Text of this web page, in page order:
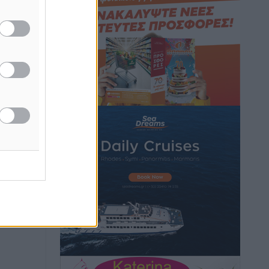
Τοπικές Ειδήσεις πριν 2 ώρες
Iατρικός Σύλλογος Ροδου προς Α.
Γεωργιάδη: Στρατηγικές Προτάσεις για
την Ενίσχυση της Δημόσιας Υγείας στη
Νησιωτική Ελλάδα και στα
Νοσοκομεία της Γ΄ Ζώνης
πριν 2 ώρες
Πάνθηρες: Ξεκίνησαν αισιόδοξοι για
την παρθενική “πτήση” τους
πριν 2 ώρες
Άρης Αρχαγγέλου: Στο πλευρό του
άτυχου Ιάκωβου Θωμά
Αθλητικά• πριν 2 ώρες